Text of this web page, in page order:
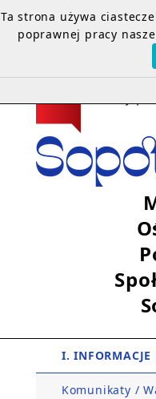
I. INFORMACJE
Komunikaty /
Ta strona używa
poprawnej pracy